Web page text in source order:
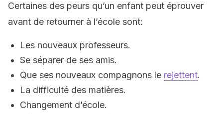
Certaines des peurs qu’un enfant peut éprouver
avant de retourner à l’école sont:
Les nouveaux professeurs.
Se séparer de ses amis.
Que ses nouveaux compagnons le rejettent.
La difficulté des matières.
Changement d’école.